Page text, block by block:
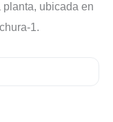
ubicada en
1.